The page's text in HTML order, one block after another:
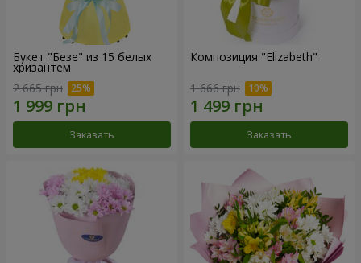
Букет "Безе" из 15 белых
хризантем
2 665 грн
Заказать
Композиция "Elizabeth"
1 666 грн
Заказать